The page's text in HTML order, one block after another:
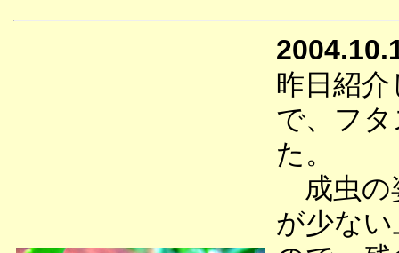
昨日紹
で、フ
た。
成虫の
が少な